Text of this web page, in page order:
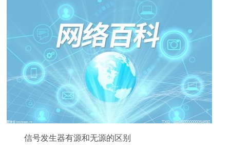
信号发生器有源和无源的区别